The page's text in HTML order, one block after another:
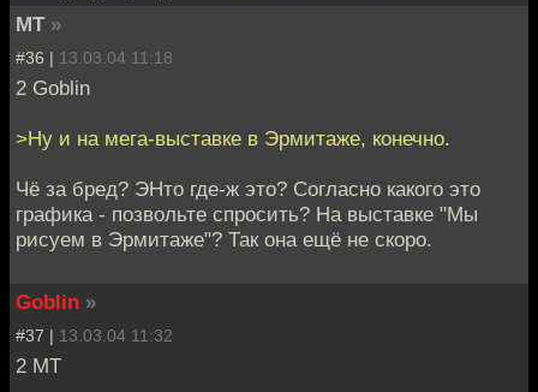
MT »
#36 | 13.03.04 11:18
2 Goblin
>Ну и на мега-выставке в Эрмитаже, конечно.
Чё за бред? ЭНто где-ж это? Согласно какого это
графика - позвольте спросить? На выставке "Мы
рисуем в Эрмитаже"? Так она ещё не скоро.
Goblin »
#37 | 13.03.04 11:32
2 MT